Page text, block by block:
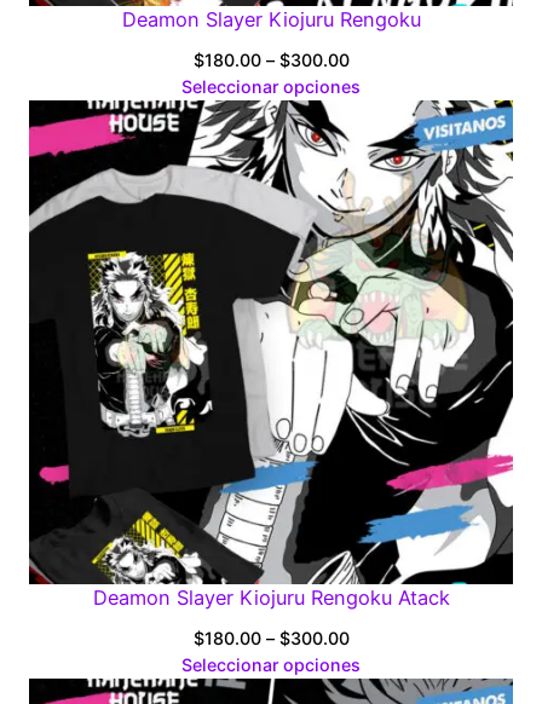
Deamon Slayer Kiojuru Rengoku
$180.00 – $300.00Price
range:
$180.00
through
$300.00
Seleccionar opciones
Deamon Slayer Kiojuru Rengoku Atack
$180.00 – $300.00Price
range:
$180.00
Seleccionar opciones